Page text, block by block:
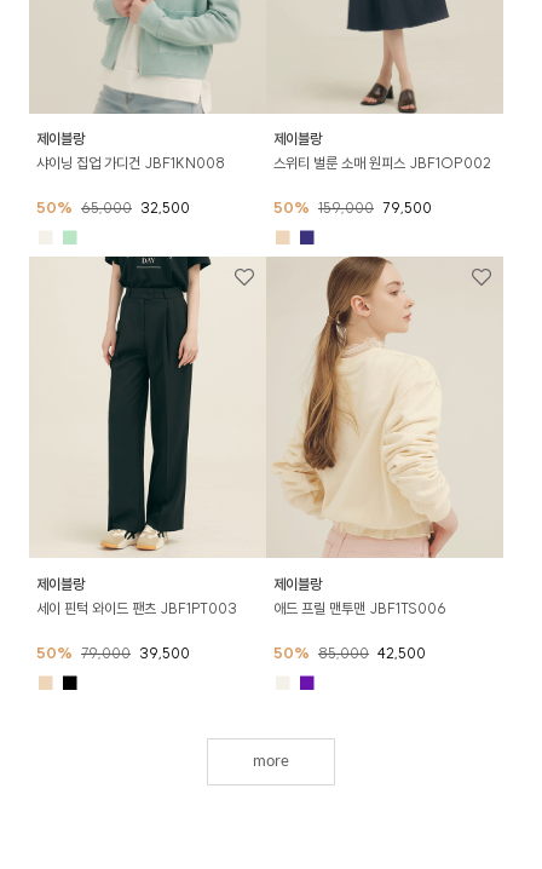
제이블랑
샤이닝 집업 가디건 JBF1KN008
50% 65,000 32,500
■
제이블랑
스위티 벌룬 소매 원피스 JBF1OP002
50% 159,000 79,500
■ ■
제이블랑
세이 핀턱 와이드 팬츠 JBF1PT003
50% 79,000 39,500
■ ■
제이블랑
애드 프릴 맨투맨 JBF1TS006
50% 85,000 42,500
■
more